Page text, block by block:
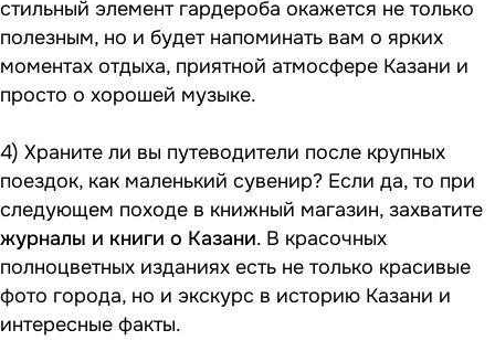
стильный элемент гардероба окажется не только
полезным, но и будет напоминать вам о ярких
моментах отдыха, приятной атмосфере Казани и
просто о хорошей музыке.
4) Храните ли вы путеводители после крупных
поездок, как маленький сувенир? Если да, то при
следующем походе в книжный магазин, захватите
журналы и книги о Казани. В красочных
полноцветных изданиях есть не только красивые
фото города, но и экскурс в историю Казани и
интересные факты.